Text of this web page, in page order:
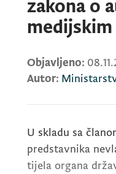
zakona o
medijskim
Objavljeno:
Autor:
U skladu sa č
predstavnika
tijela organa drž